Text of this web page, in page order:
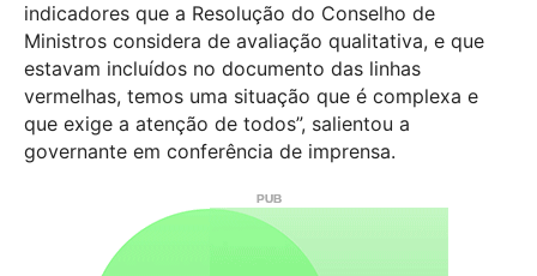
indicadores que a Resolução do Conselho de
Ministros considera de avaliação qualitativa, e que
estavam incluídos no documento das linhas
vermelhas, temos uma situação que é complexa e
que exige a atenção de todos”, salientou a
governante em conferência de imprensa.